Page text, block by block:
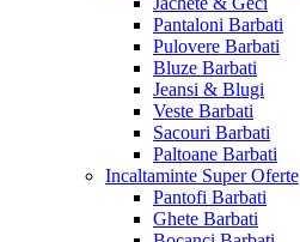
Pantaloni Barbati
Pulovere Barbati
Bluze Barbati
Jeansi & Blugi
Veste Barbati
Sacouri Barbati
Paltoane Barbati
Incaltaminte Super Oferte
Pantofi Barbati
Ghete Barbati